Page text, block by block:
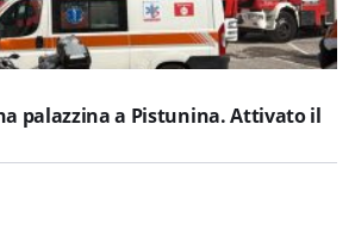
palazzina a Pistunina. Attivato il